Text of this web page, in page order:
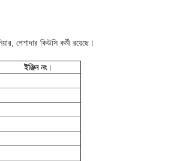
পেশাদার কিউসি কর্মী রয়েছে।
ইঞ্জিন নং।